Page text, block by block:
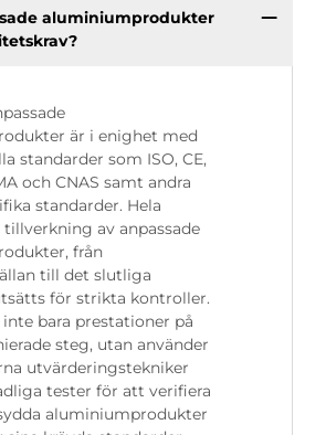
aluminiumprodukter
är i enighet med
standarder som ISO, CE,
och CNAS samt andra
standarder. Hela
tillverkning av anpassade
från
till det slutliga
för strikta kontroller.
bara prestationer på
steg, utan använder
utvärderingstekniker
tester för att verifiera
aluminiumprodukter